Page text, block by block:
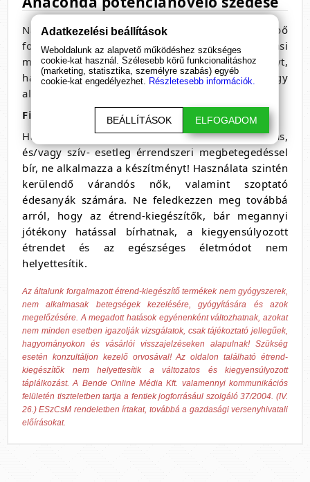
Naponta 1 kapszula, étkezés előtt kb. fél órával, bő
folyadékkal lenyelni. Az ajánlott napi fogyasztási
mennyiséget ne lépje túl! Ne szedje a készítményt,
ha az összetevők bármelyikére érzékeny vagy
allergiás!
Figyelmeztetés:
Ha tudomása van arról, hogy vérnyomása magas,
és/vagy szív- esetleg érrendszeri megbetegedéssel
bír, ne alkalmazza a készítményt! Használata szintén
kerülendő várandós nők, valamint szoptató
édesanyák számára. Ne feledkezzen meg továbbá
arról, hogy az étrend-kiegészítők, bár megannyi
jótékony hatással bírhatnak, a kiegyensúlyozott
étrendet és az egészséges életmódot nem
helyettesítik.
Az általunk forgalmazott étrend-kiegészítő termékek nem gyógyszerek,
nem alkalmasak betegségek kezelésére, gyógyítására és azok
megelőzésére. A megadott hatások egyénenként változhatnak, azokat
nem minden esetben igazolják vizsgálatok, csak tájékoztató jellegűek,
hagyományokon és vásárlói visszajelzéseken alapulnak! Szükség
esetén konzultáljon kezelő orvosával! Az oldalon található étrend-
kiegészítők nem helyettesítik a változatos és kiegyensúlyozott
táplálkozást. A Bende Online Média Kft. valamennyi kommunikációs
felületén tiszteletben tartja a fentiek jogforrásául szolgáló 37/2004. (IV.
26.) ESzCsM rendeletben írtakat, továbbá a gazdasági versenyhivatali
előírásokat.
Adatkezelési beállítások
Weboldalunk az alapvető működéshez szükséges
cookie-kat használ. Szélesebb körű funkcionalitáshoz
(marketing, statisztika, személyre szabás) egyéb
cookie-kat engedélyezhet. Részletesebb információk.
BEÁLLÍTÁSOK ELFOGADOM